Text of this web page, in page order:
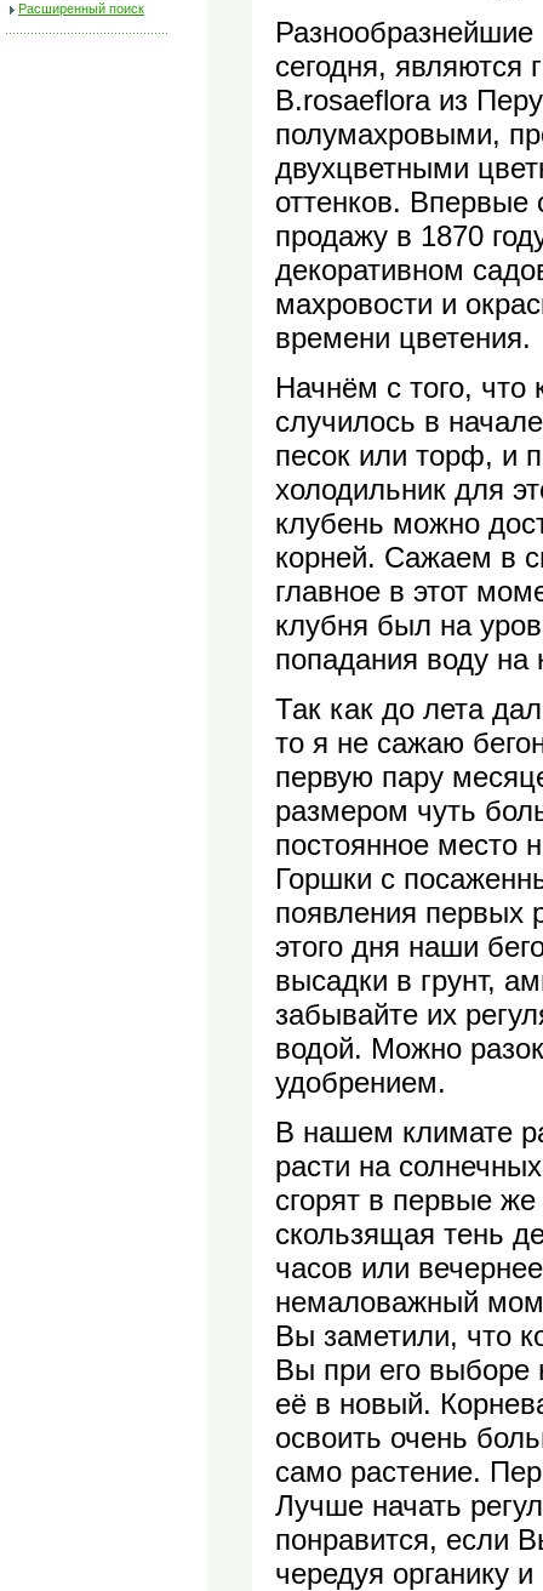
Расширенный поиск
сегодня,
B.rosaeflora из
полумахровыми,
двухцветными
оттенков.
продажу в 1870
декоративном
махровости и
времени цветения.
Начнём с того,
случилось в
песок или торф, и
холодильник для
клубень можно
корней. Сажаем в
главное в этот
клубня был на
попадания воду на
Так как до лета
то я не сажаю
первую пару
размером чуть
постоянное место
Горшки с
появления первых
этого дня наши
высадки в грунт,
забывайте их
водой. Можно
удобрением.
В нашем климате
расти на
сгорят в первые
скользящая тень
часов или
немаловажный
Вы заметили, что
Вы при его выборе
её в новый.
освоить очень
само растение.
Лучше начать
понравится, если
чередуя органику